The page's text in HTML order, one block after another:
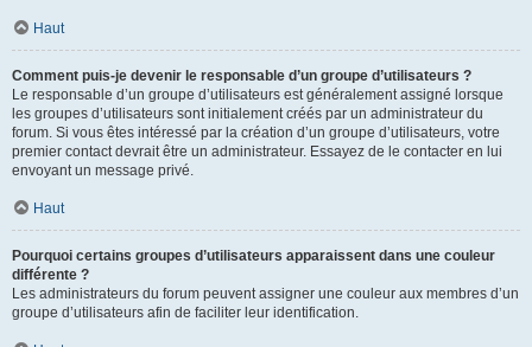
Haut
Comment puis-je devenir le responsable d’un groupe d’utilisateurs ?
Le responsable d’un groupe d’utilisateurs est généralement assigné lorsque
les groupes d’utilisateurs sont initialement créés par un administrateur du
forum. Si vous êtes intéressé par la création d’un groupe d’utilisateurs, votre
premier contact devrait être un administrateur. Essayez de le contacter en lui
envoyant un message privé.
Haut
Pourquoi certains groupes d’utilisateurs apparaissent dans une couleur
différente ?
Les administrateurs du forum peuvent assigner une couleur aux membres d’un
groupe d’utilisateurs afin de faciliter leur identification.